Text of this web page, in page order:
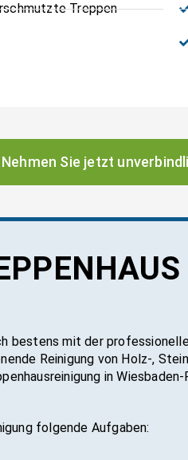
Treppen
Nehmen Sie jetzt
bestens mit der
Reinigung von Holz-,
in
folgende Aufgaben: